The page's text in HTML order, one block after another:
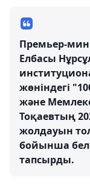
Премьер-
Елбасы
жөніндегі
және
Тоқаевтың
жолдауын
бойынша
тапсырды.